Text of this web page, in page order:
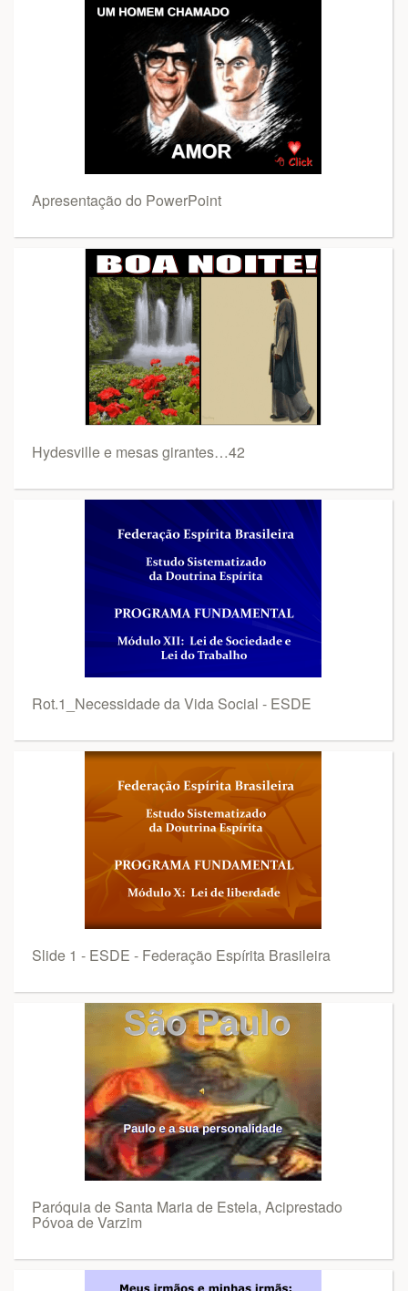
Apresentação do PowerPoint
Hydesville e mesas girantes…42
Rot.1_Necessidade da Vida Social - ESDE
Slide 1 - ESDE - Federação Espírita Brasileira
Paróquia de Santa Maria de Estela, Aciprestado
Póvoa de Varzim